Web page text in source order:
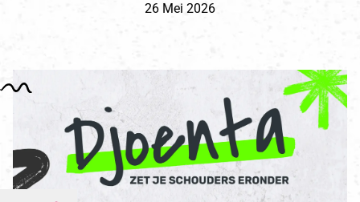
26 Mei 2026